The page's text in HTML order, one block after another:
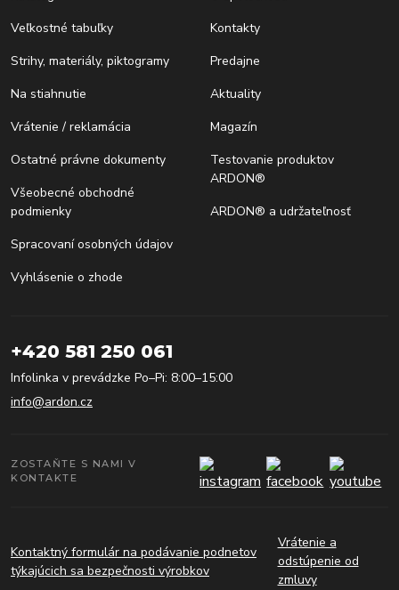
Veľkostné tabuľky
Strihy, materiály, piktogramy
Na stiahnutie
Vrátenie / reklamácia
Ostatné právne dokumenty
Všeobecné obchodné
podmienky
Spracovaní osobných údajov
Vyhlásenie o zhode
Kontakty
Predajne
Aktuality
Magazín
Testovanie produktov
ARDON®
ARDON® a udržateľnosť
+420 581 250 061
Infolinka v prevádzke Po–Pi: 8:00–15:00
info@ardon.cz
ZOSTAŇTE S NAMI V
KONTAKTE
Kontaktný formulár na podávanie podnetov
týkajúcich sa bezpečnosti výrobkov
Vrátenie a
odstúpenie od
zmluvy